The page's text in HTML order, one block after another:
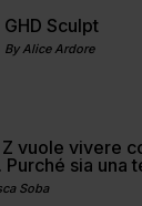
GHD Sculpt
By Alice Ardore
Z vuole vivere
Purché sia una
Soba